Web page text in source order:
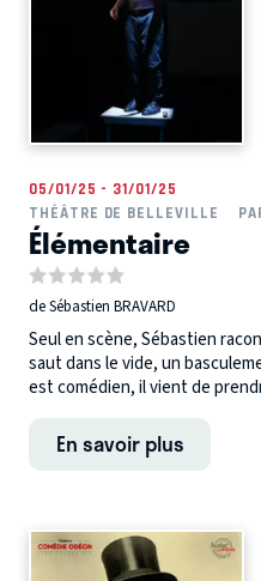
05/01/25 - 31/01/25
THÉÂTRE DE BELLEVILLE
Élémentaire
de Sébastien BRAVARD
Seul en scène, Sébastien
saut dans le vide, un
est comédien, il vient de
En savoir plus